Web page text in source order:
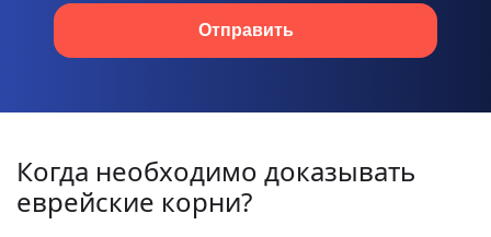
Отправить
Когда необходимо доказывать
еврейские корни?